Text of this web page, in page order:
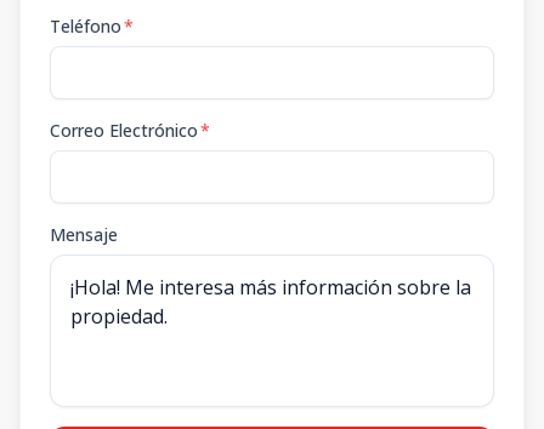
Teléfono*
Correo Electrónico*
Mensaje